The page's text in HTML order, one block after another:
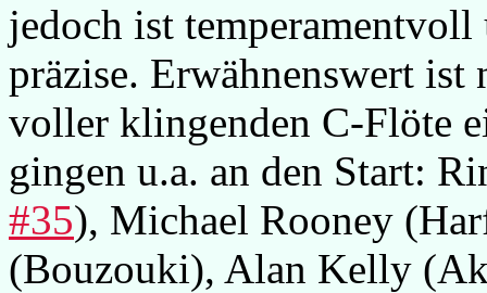
jedoch ist
präzise. Erwähnenswert ist
voller klingenden C-Flöte
gingen u.a. an den Start:
#35), Michael Rooney
(Bouzouki), Alan Kelly